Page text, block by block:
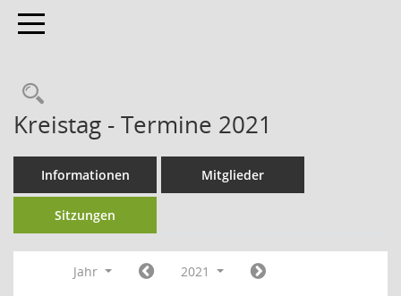
Toggle navigation
Kreistag - Termine 2021
Informationen Mitglieder
Sitzungen
Jahr
2021